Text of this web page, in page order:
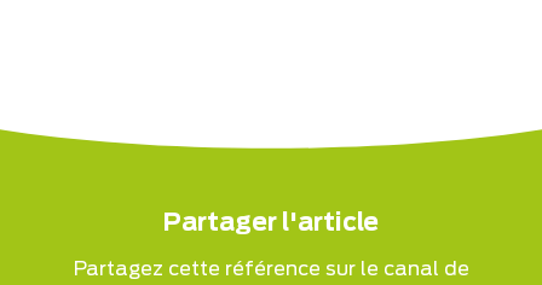
Partager l'article
Partagez cette référence sur le canal de